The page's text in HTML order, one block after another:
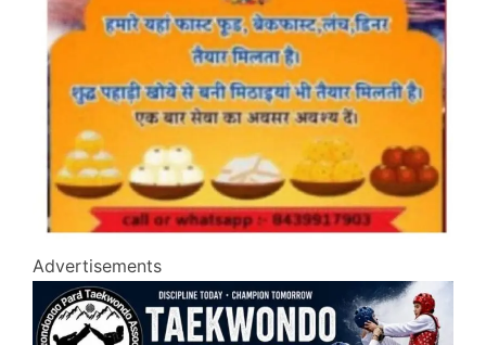
Advertisements